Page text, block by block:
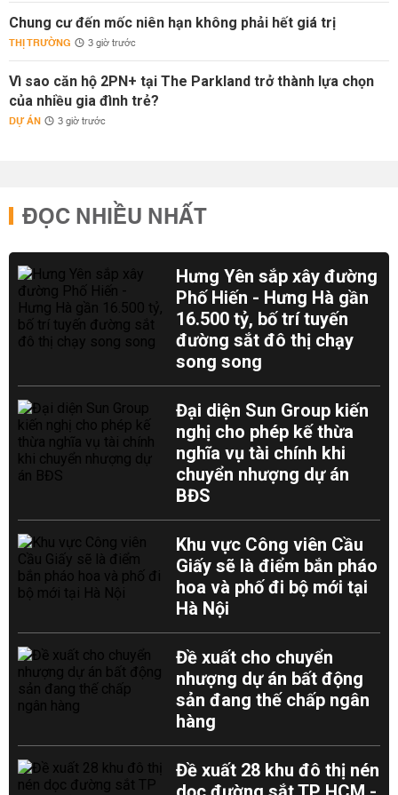
Chung cư đến mốc niên hạn không phải hết giá trị
THỊ TRƯỜNG 3 giờ trước
Vì sao căn hộ 2PN+ tại The Parkland trở thành lựa chọn
của nhiều gia đình trẻ?
DỰ ÁN 3 giờ trước
ĐỌC NHIỀU NHẤT
Hưng Yên sắp xây đường
Phố Hiến - Hưng Hà gần
16.500 tỷ, bố trí tuyến
đường sắt đô thị chạy
song song
Đại diện Sun Group kiến
nghị cho phép kế thừa
nghĩa vụ tài chính khi
chuyển nhượng dự án
BĐS
Khu vực Công viên Cầu
Giấy sẽ là điểm bắn pháo
hoa và phố đi bộ mới tại
Hà Nội
Đề xuất cho chuyển
nhượng dự án bất động
sản đang thế chấp ngân
hàng
Đề xuất 28 khu đô thị nén